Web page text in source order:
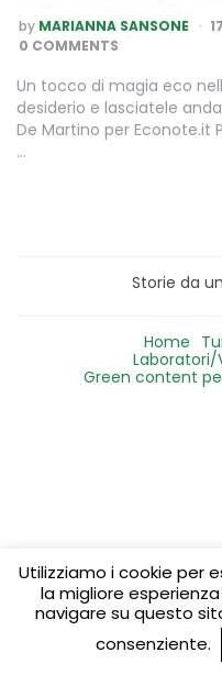
POSTED
BY
by MARIANNA SANSONE
0 COMMENTS
Un tocco di magia eco
desiderio e lasciatele
De Martino per Econote.it
…
Storie da
Home
Laboratori/
Green content
Utilizziamo i cookie per
la migliore
navigare su questo
consenziente.